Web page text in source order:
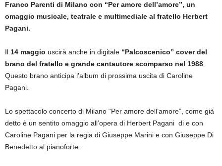
Franco Parenti di Milano con “Per amore dell’amore”, un
omaggio musicale, teatrale e multimediale al fratello Herbert
Pagani.
Il 14 maggio uscirà anche in digitale “Palcoscenico” cover del
brano del fratello e grande cantautore scomparso nel 1988
Questo brano anticipa l’album di prossima uscita di Caroline
Pagani.
Lo spettacolo concerto di Milano “Per amore dell’amore”, come già
detto è un sentito omaggio all’opera di Herbert Pagani di e con
Caroline Pagani per la regia di Giuseppe Marini e con Giuseppe Di
Benedetto al pianoforte.